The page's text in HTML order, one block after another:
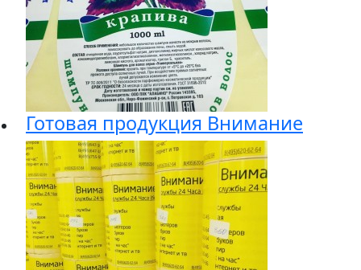
Готовая продукция Внимание